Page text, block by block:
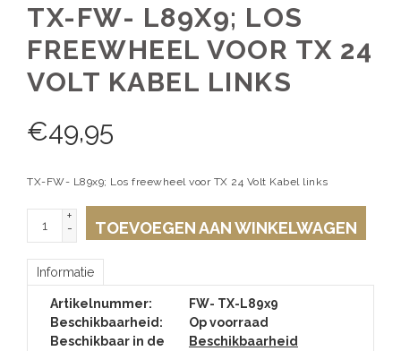
TX-FW- L89X9; LOS
FREEWHEEL VOOR TX 24
VOLT KABEL LINKS
€49,95
TX-FW- L89x9; Los freewheel voor TX 24 Volt Kabel links
+
-
TOEVOEGEN AAN WINKELWAGEN
Informatie
Artikelnummer:
FW- TX-L89x9
Beschikbaarheid:
Op voorraad
Beschikbaar in de
Beschikbaarheid